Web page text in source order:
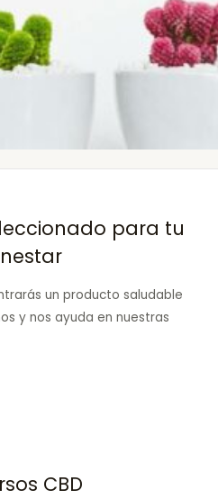
para tu
un producto saludable
y nos ayuda en nuestras
CBD